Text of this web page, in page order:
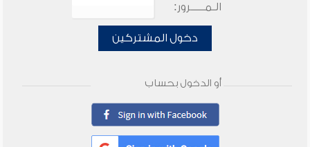
الـمـــــرور:
دخول المشتركين
أو الدخول بحساب